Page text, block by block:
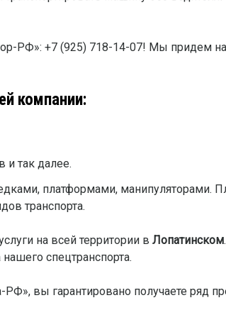
РФ»: +7 (925) 718-14-07! Мы придем
компании:
и так далее.
платформами, манипуляторами.
транспорта.
на всей территории в Лопатинском
спецтранспорта.
вы гарантировано получаете ряд